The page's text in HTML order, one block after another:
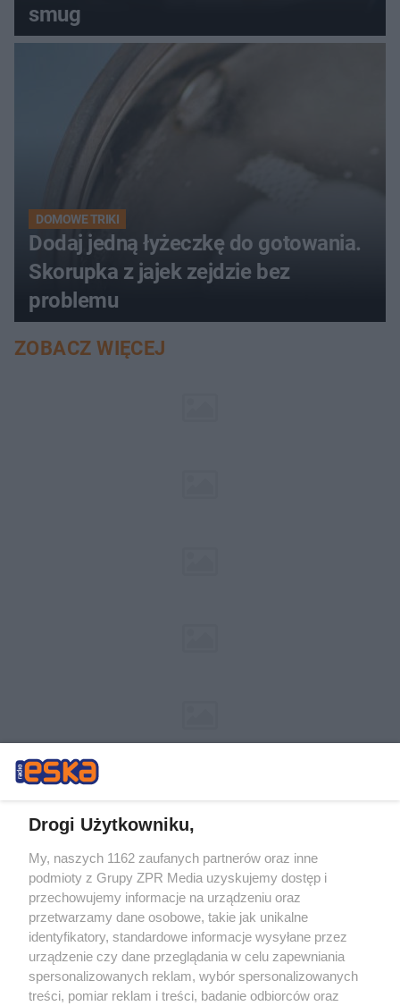
smug
DOMOWE TRIKI
Dodaj jedną łyżeczkę do gotowania.
Skorupka z jajek zejdzie bez
problemu
ZOBACZ WIĘCEJ
Żaden utwór zamieszczony w serwisie nie może być powielany i
rozpowszechniany lub dalej rozpowszechniany w jakikolwiek sposób (w
tym także elektroniczny lub mechaniczny) na jakimkolwiek polu
eksploatacji w jakiejkolwiek formie, włącznie z umieszczaniem w
Internecie bez pisemnej zgody właściciela praw. Jakiekolwiek użycie lub
wykorzystanie utworów w całości lub w części z naruszeniem prawa,
tzn. bez właściwej zgody, jest zabronione pod groźbą kary i może być
ścigane prawnie.
Drogi Użytkowniku,
My, naszych 1162 zaufanych partnerów oraz inne
podmioty z Grupy ZPR Media uzyskujemy dostęp i
przechowujemy informacje na urządzeniu oraz
przetwarzamy dane osobowe, takie jak unikalne
identyfikatory, standardowe informacje wysyłane przez
urządzenie czy dane przeglądania w celu zapewniania
spersonalizowanych reklam, wybór spersonalizowanych
treści, pomiar reklam i treści, badanie odbiorców oraz